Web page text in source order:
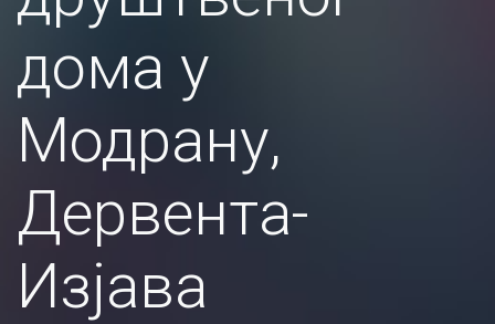
дома у
Модрану,
Дервента-
Изјава